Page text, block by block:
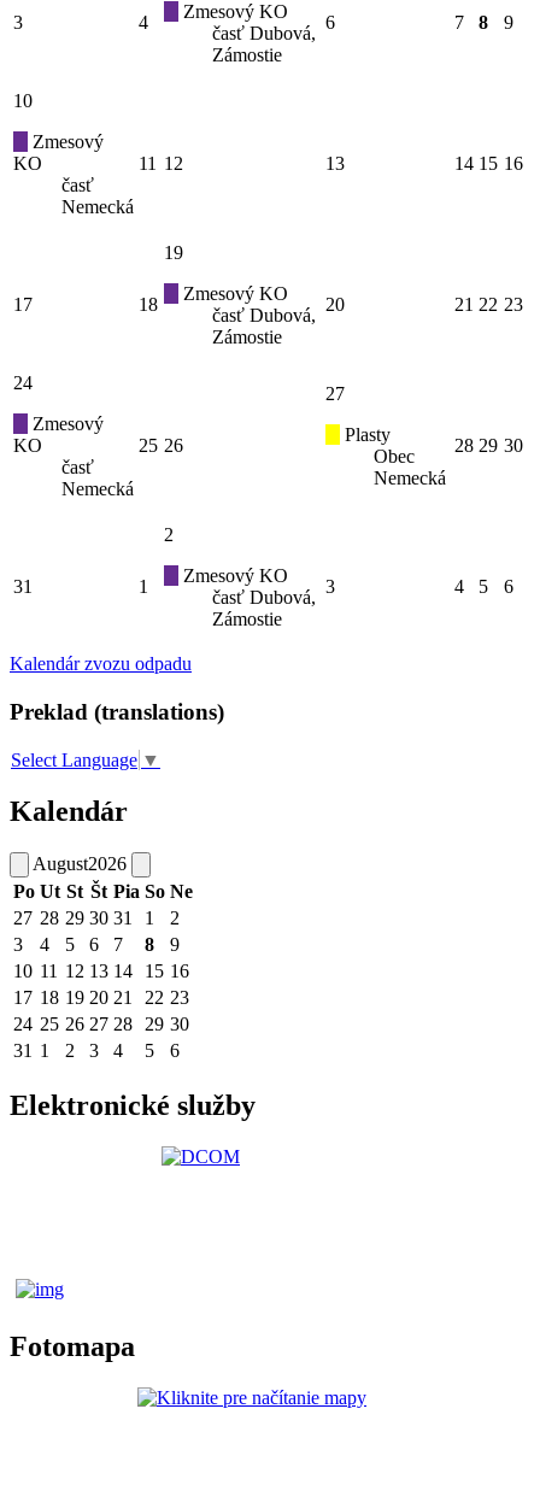
3 4
Zmesový KO
časť Dubová,
Zámostie
6 7 8 9
10
Zmesový
KO
časť
Nemecká
11 12 13 14 15 16
17 18
19
Zmesový KO
časť Dubová,
Zámostie
20 21 22 23
24
Zmesový
KO
časť
Nemecká
25 26
27
Plasty
Obec
Nemecká
28 29 30
31 1
2
Zmesový KO
časť Dubová,
Zámostie
3 4 5 6
Kalendár zvozu odpadu
Preklad (translations)
Select Language ▼
Kalendár
August2026
Po Ut St Št Pia So Ne
27 28 29 30 31 1
2
3
4 5 6 7 8
9
10 11 12 13 14 15 16
17 18 19 20 21 22 23
24 25 26 27 28 29 30
31 1 2 3 4 5 6
Elektronické služby
Fotomapa